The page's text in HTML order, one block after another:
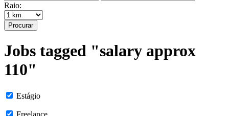
Raio:
Procurar
Jobs tagged "salary approx
110"
Estágio
Freelance